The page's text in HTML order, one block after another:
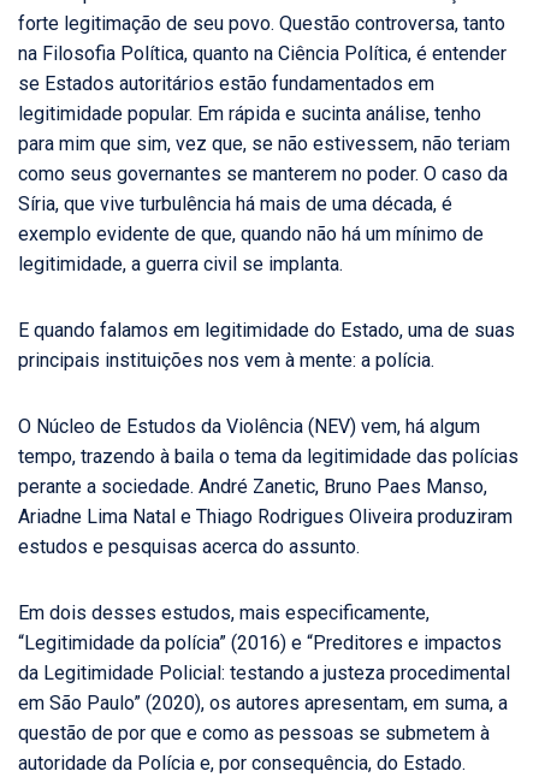
forte legitimação de seu povo. Questão controversa, tanto
na Filosofia Política, quanto na Ciência Política, é entender
se Estados autoritários estão fundamentados em
legitimidade popular. Em rápida e sucinta análise, tenho
para mim que sim, vez que, se não estivessem, não teriam
como seus governantes se manterem no poder. O caso da
Síria, que vive turbulência há mais de uma década, é
exemplo evidente de que, quando não há um mínimo de
legitimidade, a guerra civil se implanta.
E quando falamos em legitimidade do Estado, uma de suas
principais instituições nos vem à mente: a polícia.
O Núcleo de Estudos da Violência (NEV) vem, há algum
tempo, trazendo à baila o tema da legitimidade das polícias
perante a sociedade. André Zanetic, Bruno Paes Manso,
Ariadne Lima Natal e Thiago Rodrigues Oliveira produziram
estudos e pesquisas acerca do assunto.
Em dois desses estudos, mais especificamente,
“Legitimidade da polícia” (2016) e “Preditores e impactos
da Legitimidade Policial: testando a justeza procedimental
em São Paulo” (2020), os autores apresentam, em suma, a
questão de por que e como as pessoas se submetem à
autoridade da Polícia e, por consequência, do Estado.